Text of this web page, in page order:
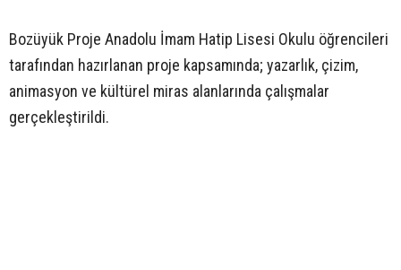
Bozüyük Proje Anadolu İmam Hatip Lisesi Okulu öğrencileri
tarafından hazırlanan proje kapsamında; yazarlık, çizim,
animasyon ve kültürel miras alanlarında çalışmalar
gerçekleştirildi.